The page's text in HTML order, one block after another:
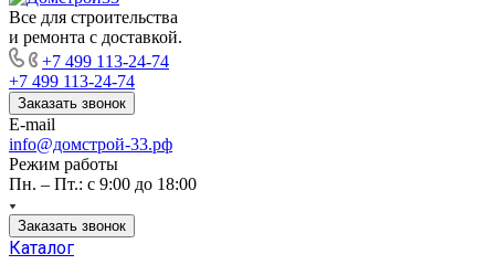
Все для строительства
и ремонта с доставкой.
+7 499 113-24-74
+7 499 113-24-74
Заказать звонок
E-mail
info@домстрой-33.рф
Режим работы
Пн. – Пт.: с 9:00 до 18:00
Заказать звонок
Каталог